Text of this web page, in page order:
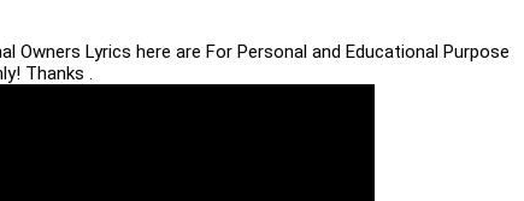
Owners Lyrics here are For Personal and Educational Purpose
Thanks .